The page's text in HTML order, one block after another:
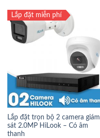
Lắp đặt miễn phí
Lắp đặt trọn bộ 2 camera giám
sát 2.0MP HiLook – Có âm
thanh